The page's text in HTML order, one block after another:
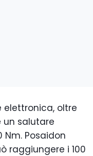
elettronica, oltre
un salutare
Posaidon
raggiungere i 100